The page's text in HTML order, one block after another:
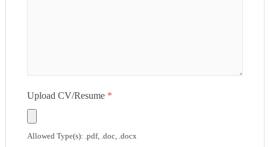
Upload CV/Resume *
Allowed Type(s): .pdf, .doc, .docx